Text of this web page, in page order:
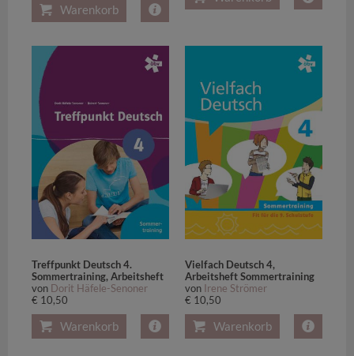
Warenkorb
Treffpunkt Deutsch 4.
Sommertraining, Arbeitsheft
von Dorit Häfele-Senoner
€ 10,50
Warenkorb
Vielfach Deutsch 4,
Arbeitsheft Sommertraining
von Irene Strömer
€ 10,50
Warenkorb